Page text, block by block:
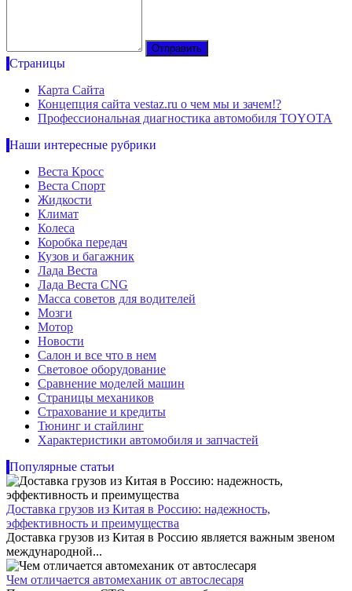
Страницы
Карта Сайта
Концепция сайта vestaz.ru о чем мы и зачем!?
Профессиональная диагностика автомобиля TOYOTA
Наши интересные рубрики
Веста Кросс
Веста Спорт
Жидкости
Климат
Колеса
Коробка передач
Кузов и багажник
Лада Веста
Лада Веста CNG
Масса советов для водителей
Мозги
Мотор
Новости
Салон и все что в нем
Световое оборудование
Сравнение моделей машин
Страницы механиков
Страхование и кредиты
Тюнинг и стайлинг
Характеристики автомобиля и запчастей
Популярные статьи
Доставка грузов из Китая в Россию: надежность,
эффективность и преимущества
Доставка грузов из Китая в Россию является важным звеном
международной...
Чем отличается автомеханик от автослесаря